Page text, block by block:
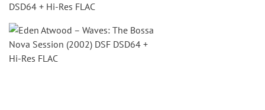
DSD64 + Hi-Res FLAC